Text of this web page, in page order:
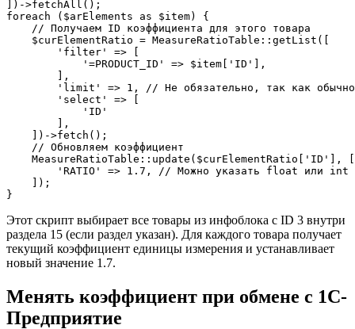
])->fetchAll();
foreach ($arElements as $item) {
    // Получаем ID коэффициента для этого товара
    $curElementRatio = MeasureRatioTable::getList([
        'filter' => [
            '=PRODUCT_ID' => $item['ID'],
        ],
'limit' => 1, // Не обязательно, так как
        'select' => [
            'ID'
        ],
    ])->fetch();
    // Обновляем коэффициент
    MeasureRatioTable::update($curElementRatio['ID'], [
        'RATIO' => 1.7, // Можно указать float или int
    ]);
}
Этот скрипт выбирает все товары из инфоблока с ID 3 внутри
раздела 15 (если раздел указан). Для каждого товара получает
текущий коэффициент единицы измерения и устанавливает
новый значение 1.7.
Менять коэффициент при обмене с 1С-
Предприятие